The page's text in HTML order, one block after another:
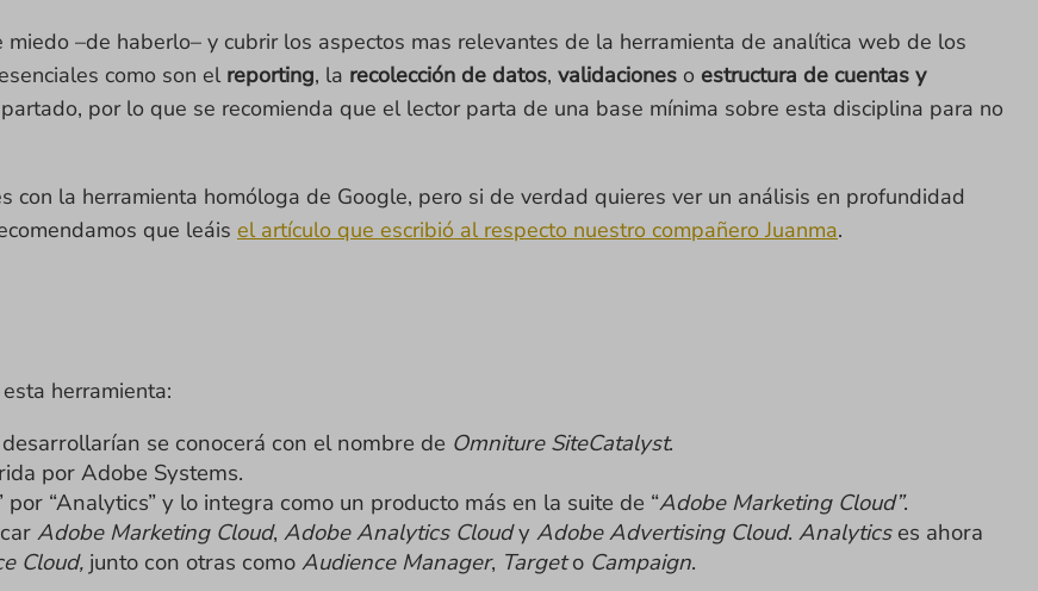
–de haberlo– y cubrir los aspectos mas relevantes de la herramienta de analítica web de los
como son el reporting, la recolección de datos, validaciones o estructura de cuentas y
por lo que se recomienda que el lector parta de una base mínima sobre esta disciplina para no
con la herramienta homóloga de Google, pero si de verdad quieres ver un análisis en profundidad
que leáis el artículo que escribió al respecto nuestro compañero Juanma.
herramienta:
se conocerá con el nombre de Omniture SiteCatalyst.
por Adobe Systems.
“Analytics” y lo integra como un producto más en la suite de “Adobe Marketing Cloud”.
Adobe Marketing Cloud, Adobe Analytics CloudyAdobe Advertising Cloud. Analyticses ahora
Cloud, junto con otras comoAudience Manager, Targeto Campaign.